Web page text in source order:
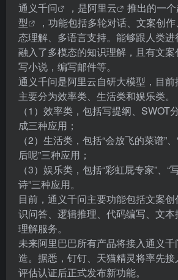
通义千问 ，是阿里云 推出的一
型
，功能包括多轮对话、文案创
态理解、多语言支持。能够跟人类
融入了多模态的知识理解，且有文
写小说，编写邮件等。
通义千问是阿里云自研大模型，目前
主要分为效率类、生活类和娱乐类。
（1）效率类，包括写提纲、SWOT
成三种应用；
（2）生活类，包括“会放飞的菜谱”
后呢”三种应用；
（3）娱乐类，包括“彩虹屁专家”、“
诗”三种应用。
目前，通义千问主要功能包括文案
识问答、逻辑推理、代码编写、文
理解服务。
未来阿里巴巴所有产品将接入通义
造。据悉，钉钉、天猫精灵将率先接
评估认证后正式发布新功能。